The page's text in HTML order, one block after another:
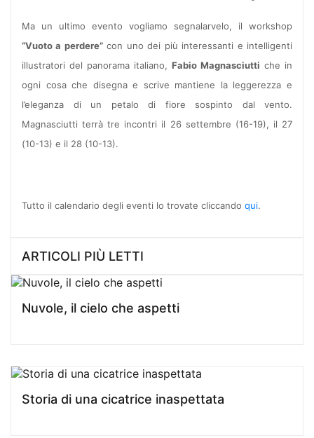
Ma un ultimo evento vogliamo segnalarvelo, il workshop
“Vuoto a perdere”con uno dei più interessanti e intelligenti
illustratori del panorama italiano, Fabio Magnasciutti che in
ogni cosa che disegna e scrive mantiene la leggerezza e
l’eleganza di un petalo di fiore sospinto dal vento.
Magnasciutti terrà tre incontri il 26 settembre (16-19), il 27
(10-13) e il 28 (10-13).
Tutto il calendario degli eventi lo trovate cliccando qui.
ARTICOLI PIÙ LETTI
Nuvole, il cielo che aspetti
Storia di una cicatrice inaspettata